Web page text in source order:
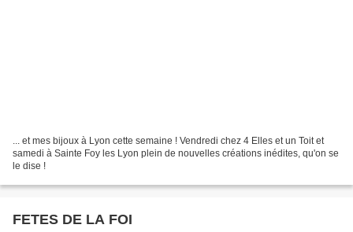
... et mes bijoux à Lyon cette semaine ! Vendredi chez 4 Elles et un Toit et
samedi à Sainte Foy les Lyon plein de nouvelles créations inédites, qu'on se
le dise !
FETES DE LA FOI